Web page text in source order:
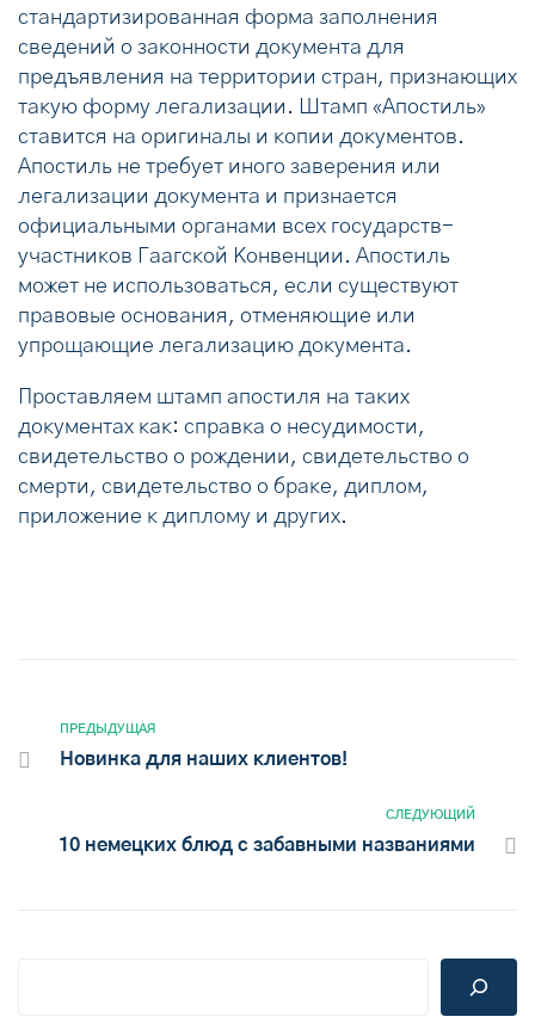
стандартизированная форма заполнения
сведений о законности документа для
предъявления на территории стран, признающих
такую форму легализации. Штамп «Апостиль»
ставится на оригиналы и копии документов.
Апостиль не требует иного заверения или
легализации документа и признается
официальными органами всех государств-
участников Гаагской Конвенции. Апостиль
может не использоваться, если существуют
правовые основания, отменяющие или
упрощающие легализацию документа.
Проставляем штамп апостиля на таких
документах как: справка о несудимости,
свидетельство о рождении, свидетельство о
смерти, свидетельство о браке, диплом,
приложение к диплому и других.
ПРЕДЫДУЩАЯ
Новинка для наших клиентов!
СЛЕДУЮЩИЙ
10 немецких блюд с забавными названиями